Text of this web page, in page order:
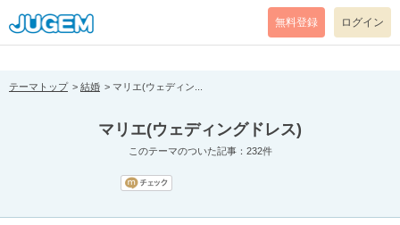
[pear_error: message="Success" code=0 mode=return level=notice
prefix="" info=""]
無料登録 ログイン
テーマトップ 結婚 マリエ(ウェディン...
マリエ(ウェディングドレス)
このテーマのついた記事：232件